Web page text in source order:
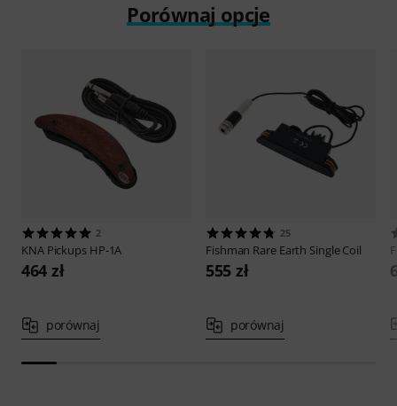
Porównaj opcje
2
KNA Pickups HP-1A
464 zł
porównaj
25
Fishman Rare Earth Single Coil
555 zł
porównaj